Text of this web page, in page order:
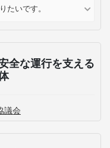
たいです。
全な運行を支える
議会